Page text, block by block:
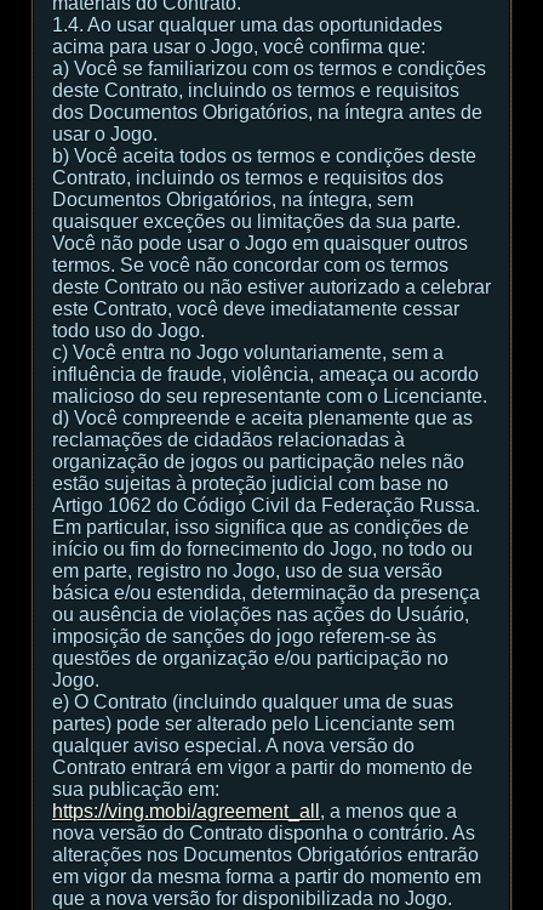
1.4. Ao usar qualquer uma das oportunidades
acima para usar o Jogo, você confirma que:
а) Você se familiarizou com os termos e condições
deste Contrato, incluindo os termos e requisitos
dos Documentos Obrigatórios, na íntegra antes de
usar o Jogo.
b) Você aceita todos os termos e condições deste
Contrato, incluindo os termos e requisitos dos
Documentos Obrigatórios, na íntegra, sem
quaisquer exceções ou limitações da sua parte.
Você não pode usar o Jogo em quaisquer outros
termos. Se você não concordar com os termos
deste Contrato ou não estiver autorizado a celebrar
este Contrato, você deve imediatamente cessar
todo uso do Jogo.
c) Você entra no Jogo voluntariamente, sem a
influência de fraude, violência, ameaça ou acordo
malicioso do seu representante com o Licenciante.
d) Você compreende e aceita plenamente que as
reclamações de cidadãos relacionadas à
organização de jogos ou participação neles não
estão sujeitas à proteção judicial com base no
Artigo 1062 do Código Civil da Federação Russa.
Em particular, isso significa que as condições de
início ou fim do fornecimento do Jogo, no todo ou
em parte, registro no Jogo, uso de sua versão
básica e/ou estendida, determinação da presença
ou ausência de violações nas ações do Usuário,
imposição de sanções do jogo referem-se às
questões de organização e/ou participação no
Jogo.
e) O Contrato (incluindo qualquer uma de suas
partes) pode ser alterado pelo Licenciante sem
qualquer aviso especial. A nova versão do
Contrato entrará em vigor a partir do momento de
sua publicação em:
https://ving.mobi/agreement_all , a menos que a
nova versão do Contrato disponha o contrário. As
alterações nos Documentos Obrigatórios entrarão
em vigor da mesma forma a partir do momento em
que a nova versão for disponibilizada no Jogo.